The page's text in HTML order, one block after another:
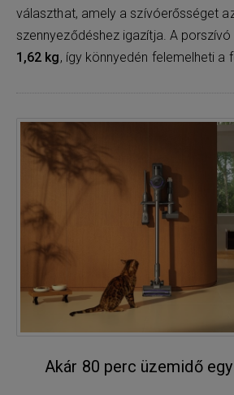
választhat, amely a szívóerősséget
szennyeződéshez igazítja. A
1,62 kg, így könnyedén felemelheti a
Akár 80 perc üzemidő